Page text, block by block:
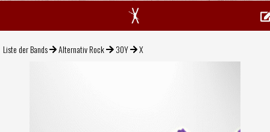
X
Liste der Bands Alternativ Rock 30Y X